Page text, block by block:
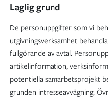
Laglig grund
De personuppgifter som vi
utgivningsverksamhet
fullgörande av avtal.
artikelinformation,
potentiella samarbetsprojekt
grunden intresseavvägning.